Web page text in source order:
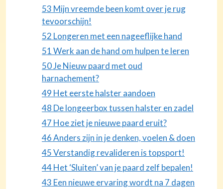
53 Mijn vreemde been komt over je rug
tevoorschijn!
52 Longeren met een nageeflijke hand
51 Werk aan de hand om hulpen te leren
50 Je Nieuw paard met oud
harnachement?
49 Het eerste halster aandoen
48 De longeerbox tussen halster en zadel
47 Hoe ziet je nieuwe paard eruit?
46 Anders zijn in je denken, voelen & doen
45 Verstandig revalideren is topsport!
44 Het ‘Sluiten’ van je paard zelf bepalen!
43 Een nieuwe ervaring wordt na 7 dagen